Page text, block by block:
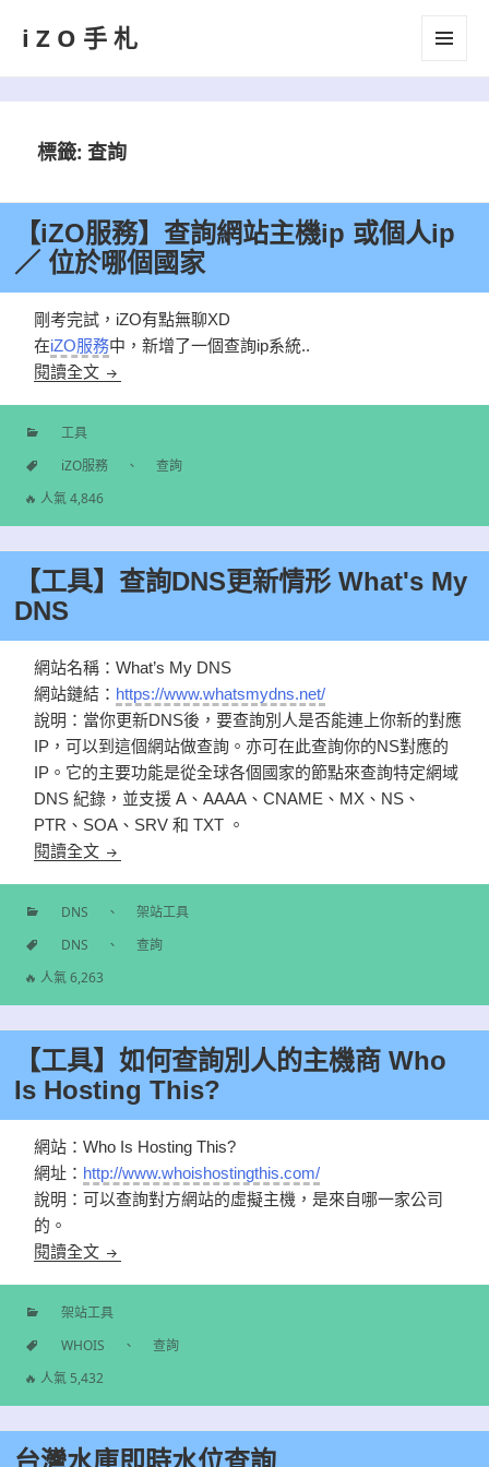
iZO手札
標籤:查詢
【iZO服務】查詢網站主機ip 或個人ip
／ 位於哪個國家
剛考完試，iZO有點無聊XD
在iZO服務中，新增了一個查詢ip系統..
閱讀全文 【iZO服務】查詢網站主機ip 或個人ip ／ 位於哪個國
分
工具
標
iZO服務 、
查詢
🔥 人氣 4,846
【工具】查詢DNS更新情形 What's My
DNS
網站名稱：What’s My DNS
網站鏈結： https://www.whatsmydns.net/
說明：當你更新DNS後，要查詢別人是否能連上你新的對應
IP，可以到這個網站做查詢。亦可在此查詢你的NS對應的
IP。它的主要功能是從全球各個國家的節點來查詢特定網域
DNS 紀錄，並支援 A、AAAA、CNAME、MX、NS、
PTR、SOA、SRV 和 TXT 。
閱讀全文 【工具】查詢DNS更新情形 What's My DNS
分
DNS 、 架站工具
標
DNS 、
查詢
🔥 人氣 6,263
【工具】如何查詢別人的主機商 Who
Is Hosting This?
網站：Who Is Hosting This?
網址： http://www.whoishostingthis.com/
說明：可以查詢對方網站的虛擬主機，是來自哪一家公司
的。
閱讀全文 【工具】如何查詢別人的主機商 Who Is Hosting This?
分
架站工具
標
WHOIS 、
查詢
🔥 人氣 5,432
台灣水庫即時水位查詢